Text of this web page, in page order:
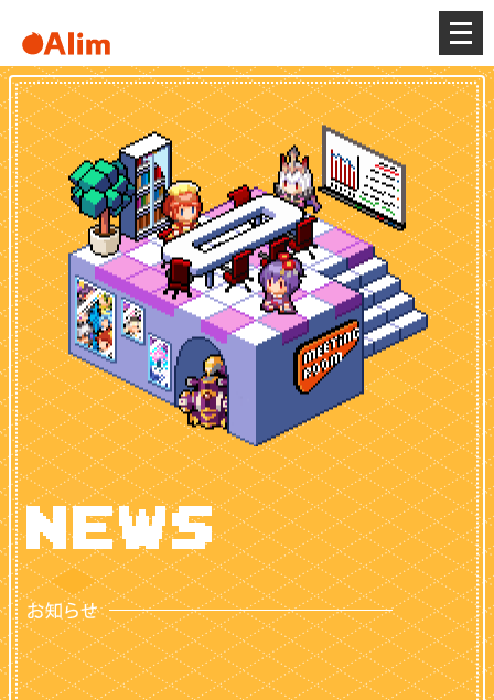
メ
ニ
ュ
ー
を
開
く